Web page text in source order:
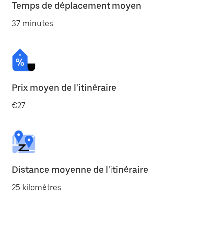
Temps de déplacement moyen
37 minutes
Prix moyen de l'itinéraire
€27
Distance moyenne de l'itinéraire
25 kilomètres